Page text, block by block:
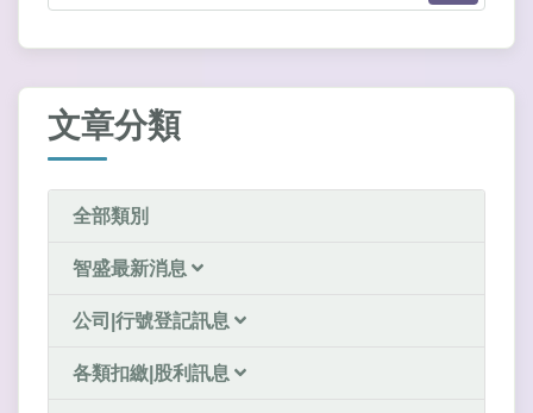
文章分類
全部類別
智盛最新消息
公司|行號登記訊息
各類扣繳|股利訊息